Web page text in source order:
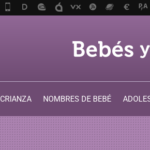
CRIANZA NOMBRES DE BEBÉ